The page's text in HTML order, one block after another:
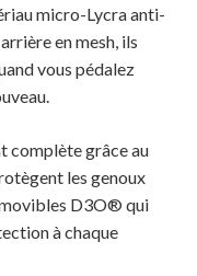
micro-Lycra anti-
en mesh, ils
vous pédalez
complète grâce au
les genoux
D3O® qui
à chaque